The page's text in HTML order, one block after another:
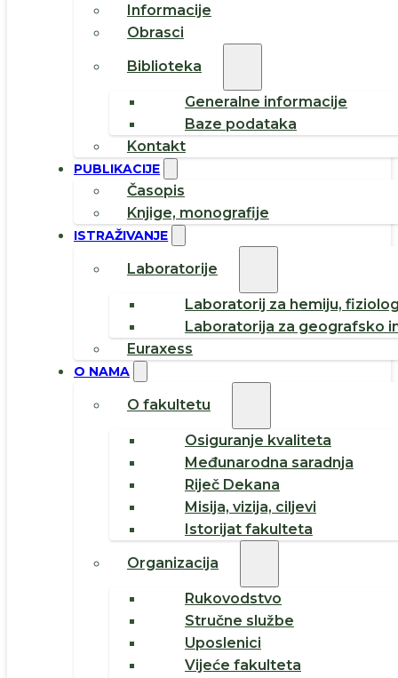
Informacije
Obrasci
Biblioteka
Generalne informacije
Baze podataka
Kontakt
PUBLIKACIJE
Časopis
Knjige, monografije
ISTRAŽIVANJE
Laboratorije
Laboratorij za hemiju,
Laboratorija za geografsko
Euraxess
O NAMA
O fakultetu
Osiguranje kvaliteta
Međunarodna saradnja
Riječ Dekana
Misija, vizija, ciljevi
Istorijat fakulteta
Organizacija
Rukovodstvo
Stručne službe
Uposlenici
Vijeće fakulteta